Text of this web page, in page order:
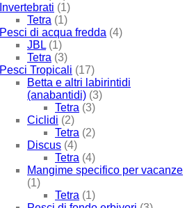
Invertebrati (1)
Tetra (1)
Pesci di acqua fredda (4)
JBL (1)
Tetra (3)
Pesci Tropicali (17)
Betta e altri labirintidi
(anabantidi) (3)
Tetra (3)
Ciclidi (2)
Tetra (2)
Discus (4)
Tetra (4)
Mangime specifico per vacanze
(1)
Tetra (1)